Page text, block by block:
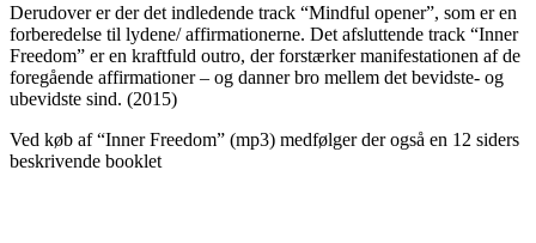
Derudover er der det indledende track “Mindful opener”, som er en
forberedelse til lydene/ affirmationerne. Det afsluttende track “Inner
Freedom” er en kraftfuld outro, der forstærker manifestationen af de
foregående affirmationer – og danner bro mellem det bevidste- og
ubevidste sind. (2015)
Ved køb af “Inner Freedom” (mp3) medfølger der også en 12 siders
beskrivende booklet